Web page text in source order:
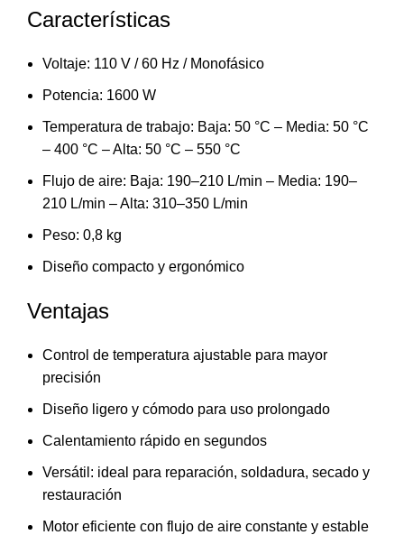
Características
Voltaje: 110 V / 60 Hz / Monofásico
Potencia: 1600 W
Temperatura de trabajo: Baja: 50 °C – Media: 50 °C
– 400 °C – Alta: 50 °C – 550 °C
Flujo de aire: Baja: 190–210 L/min – Media: 190–
210 L/min – Alta: 310–350 L/min
Peso: 0,8 kg
Diseño compacto y ergonómico
Ventajas
Control de temperatura ajustable para mayor
precisión
Diseño ligero y cómodo para uso prolongado
Calentamiento rápido en segundos
Versátil: ideal para reparación, soldadura, secado y
restauración
Motor eficiente con flujo de aire constante y estable